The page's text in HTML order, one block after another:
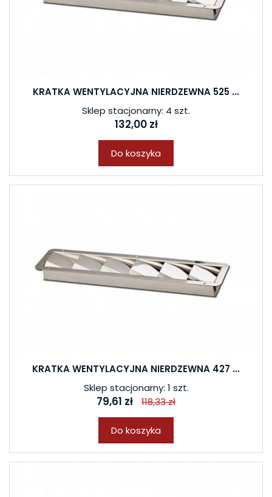
KRATKA WENTYLACYJNA NIERDZEWNA 525 ...
Sklep stacjonarny: 4 szt.
132,00 zł
Do koszyka
KRATKA WENTYLACYJNA NIERDZEWNA 427 ...
Sklep stacjonarny: 1 szt.
79,61 zł 118,33 zł
Do koszyka